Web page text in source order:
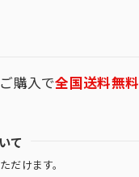
購入で全国送料無料
て
だけます。